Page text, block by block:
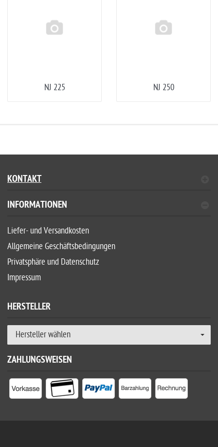
NJ 225 NJ 250
KONTAKT
INFORMATIONEN
Liefer- und Versandkosten
Allgemeine Geschäftsbedingungen
Privatsphäre und Datenschutz
Impressum
HERSTELLER
Hersteller wählen
ZAHLUNGSWEISEN